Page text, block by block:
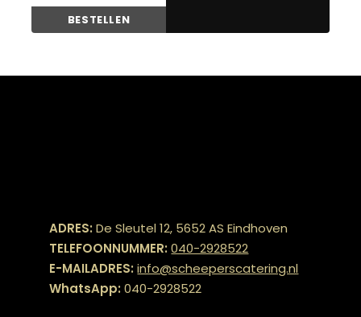
BESTELLEN
ADRES: De Sleutel 12, 5652 AS Eindhoven
TELEFOONNUMMER: 040-2928522
E-MAILADRES: info@scheeperscatering.nl
WhatsApp: 040-2928522